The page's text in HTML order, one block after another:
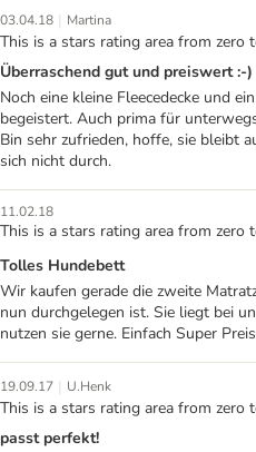
03.04.18 | Martina
This is a stars rating area from zero
Überraschend gut und preiswert :-)
Noch eine kleine Fleecedecke und
begeistert. Auch prima für
Bin sehr zufrieden, hoffe, sie bleibt
sich nicht durch.
11.02.18
This is a stars rating area from zero
Tolles Hundebett
Wir kaufen gerade die zweite
nun durchgelegen ist. Sie liegt bei
nutzen sie gerne. Einfach Super
19.09.17 | U.Henk
This is a stars rating area from zero
passt perfekt!